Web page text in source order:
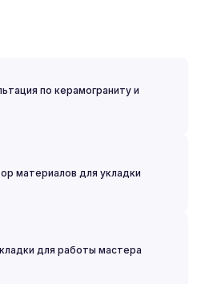
по керамограниту и
материалов для укладки
для работы мастера